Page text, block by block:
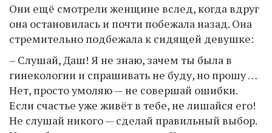
Они ещё смотрели женщине вслед, когда вдруг
она остановилась и почти побежала назад. Она
стремительно подбежала к сидящей девушке:
– Слушай, Даш! Я не знаю, зачем ты была в
гинекологии и спрашивать не буду, но прошу …
Нет, просто умоляю — не совершай ошибки.
Если счастье уже живёт в тебе, не лишайся его!
Не слушай никого — сделай правильный выбор.